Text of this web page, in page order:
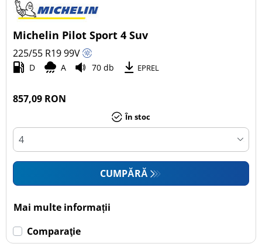
Tip autovehicul
Toate tipurile (12)
Autoturism (8)
SUV (4)
Camionetă (0)
Rulotă autopropulsată (0)
Michelin Pilot Sport 4 Suv
225/55 R1999V
D A 70 db EPREL
857,09 RON
În stoc
CUMPĂRĂ
Mai multe informații
Comparaţie